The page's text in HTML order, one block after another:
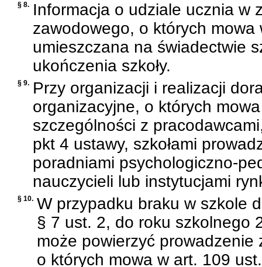
§ 8. Informacja o udziale ucznia w
zawodowego, o których
umieszczana na świadectwie
ukończenia szkoły.
§ 9. Przy organizacji i realizacji
organizacyjne, o których
szczególności z
pkt 4 ustawy, szkołami
poradniami psychologiczno-
nauczycieli lub instytucjami
§ 10. W przypadku braku w szkole
§ 7 ust. 2, do roku szkolnego
może powierzyć
o których mowa w art. 109